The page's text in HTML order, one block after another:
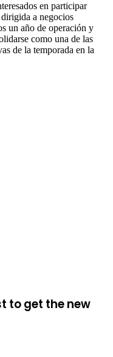
en participar
a negocios
un año de operación y
como una de las
de la temporada en la
to get the new